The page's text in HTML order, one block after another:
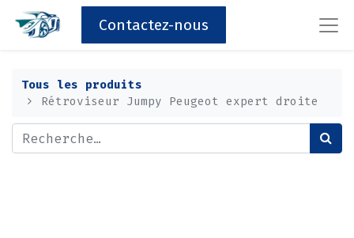
Contactez-nous
Tous les produits
Rétroviseur Jumpy Peugeot expert droite